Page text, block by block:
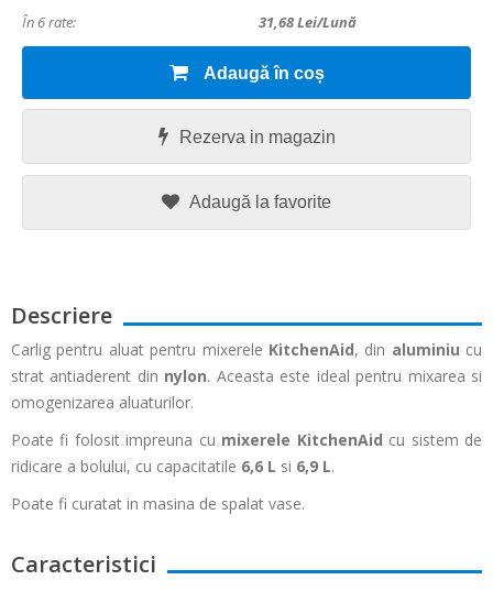
În 6 rate: 31,68Lei/lună
Adaugă în coș
Rezerva in magazin
Adaugă la favorite
Descriere
Carlig pentru aluat pentru mixerele KitchenAid, din aluminiu cu
strat antiaderent din nylon. Aceasta este ideal pentru mixarea si
omogenizarea aluaturilor.
Poate fi folosit impreuna cu mixerele KitchenAid cu sistem de
ridicare a bolului, cu capacitatile 6,6 L si 6,9 L.
Poate fi curatat in masina de spalat vase.
Caracteristici